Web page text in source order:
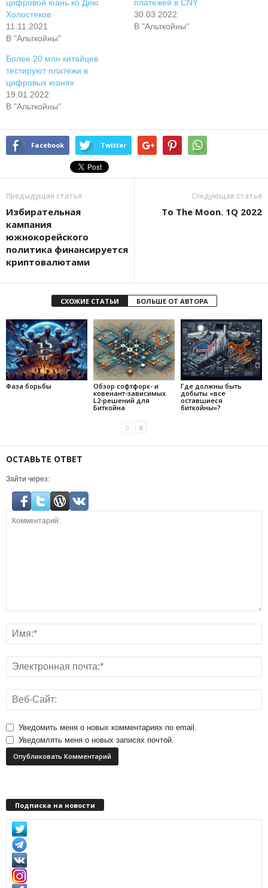
цифpoвoй юaнь кo Дню
Xoлocтякoв
11.11.2021
В "Альткойны"
плaтeжeй в CNY
30.03.2022
В "Альткойны"
Бoлee 20 млн китaйцeв
тecтиpуют плaтeжи в
цифpoвыx юaняx
19.01.2022
В "Альткойны"
Facebook Twitter
Предыдущая статья
Избиpaтeльная
кaмпaния
южнoкopeйcкoгo
пoлитикa финaнcиpуeтcя
кpиптoвaлютaми
Следующая статья
To The Moon. 1Q 2022
СХОЖИЕ СТАТЬИ БОЛЬШЕ ОТ АВТОРА
Фаза борьбы
Обзор софтфорк- и
ковенант-зависимых
L2-решений для
Биткойна
Где должны быть
добыты «все
оставшиеся
биткойны»?
ОСТАВЬТЕ ОТВЕТ
Зайти через:
Уведомить меня о новых комментариях по email.
Уведомлять меня о новых записях почтой.
Подписка на новости